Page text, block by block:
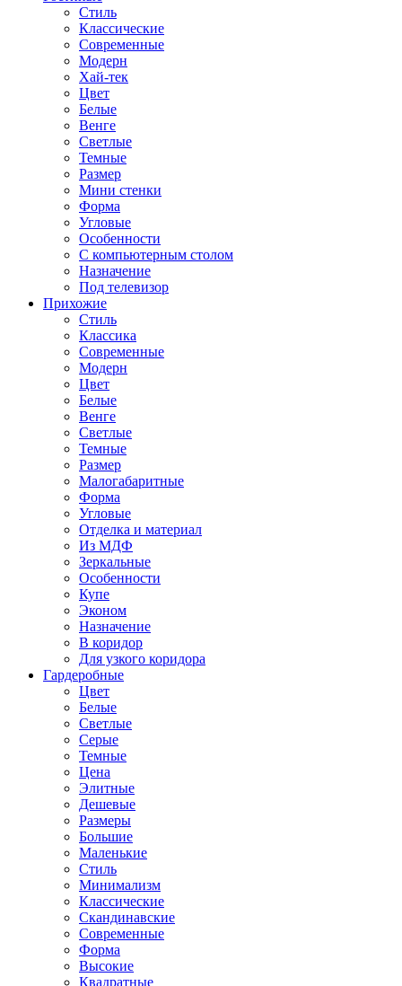
Стиль
Классические
Современные
Модерн
Хай-тек
Цвет
Белые
Венге
Светлые
Темные
Размер
Мини стенки
Форма
Угловые
Особенности
С компьютерным столом
Назначение
Под телевизор
Прихожие
Стиль
Классика
Современные
Модерн
Цвет
Белые
Венге
Светлые
Темные
Размер
Малогабаритные
Форма
Угловые
Отделка и материал
Из МДФ
Зеркальные
Особенности
Купе
Эконом
Назначение
В коридор
Для узкого коридора
Гардеробные
Цвет
Белые
Светлые
Серые
Темные
Цена
Элитные
Дешевые
Размеры
Большие
Маленькие
Стиль
Минимализм
Классические
Скандинавские
Современные
Форма
Высокие
Квадратные